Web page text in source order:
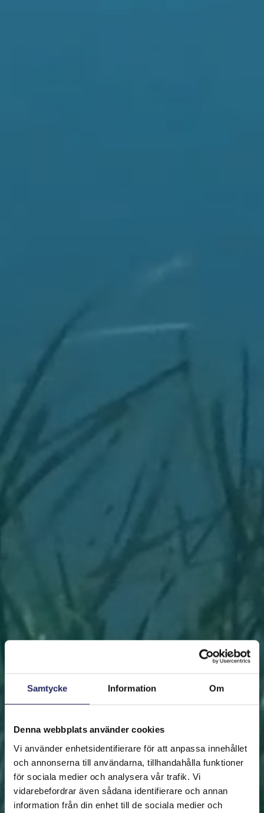
Samtycke Information Om
Denna webbplats använder cookies
Vi använder enhetsidentifierare för att anpassa innehållet
och annonserna till användarna, tillhandahålla funktioner
för sociala medier och analysera vår trafik. Vi
vidarebefordrar även sådana identifierare och annan
information från din enhet till de sociala medier och